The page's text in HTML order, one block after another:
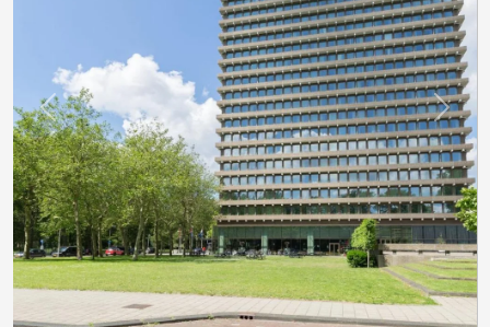
Previous Next